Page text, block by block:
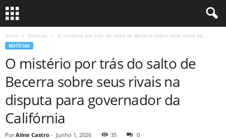
Início Notícias O mistério por trás do salto de Becerra sobre seus rivais na...
NOTÍCIAS
O mistério por trás do salto de
Becerra sobre seus rivais na
disputa para governador da
Califórnia
Por Aline Castro - Junho 1, 2026 35 0